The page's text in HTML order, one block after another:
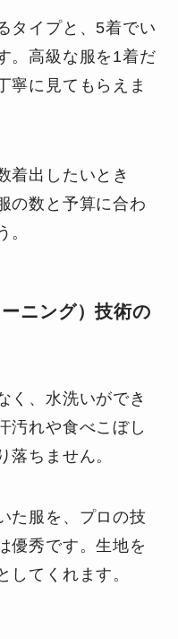
タイプと、5着でい
。高級な服を1着だ
寧に見てもらえま
着出したいとき
の数と予算に合わ
。
ニング）技術の
く、水洗いができ
汚れや食べこぼし
落ちません。
た服を、プロの技
優秀です。生地を
してくれます。